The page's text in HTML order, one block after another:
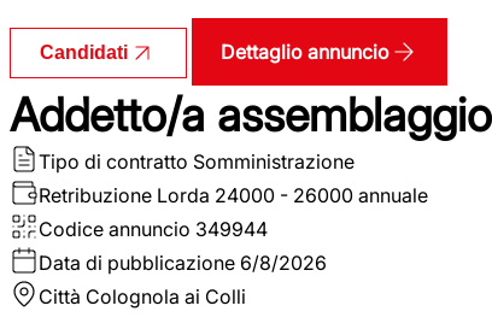
Candidati Dettaglio annuncio
Addetto/a
Tipo di contratto Somministrazione
Retribuzione Lorda 24000 - 26000 annuale
Codice annuncio 349944
Data di pubblicazione 6/8/2026
Città Colognola ai Colli